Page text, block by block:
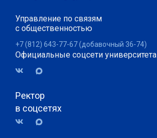
Управление по связям
с общественностью
+7 (812) 643-77-67 (добавочный 36-74)
Официальные соцсети университета
Ректор
в соцсетях